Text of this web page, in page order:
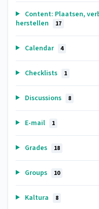
Content: Plaatsen,
herstellen
17
Calendar 4
Checklists 1
Discussions 8
E-mail 1
Grades 18
Groups 10
Kaltura 8